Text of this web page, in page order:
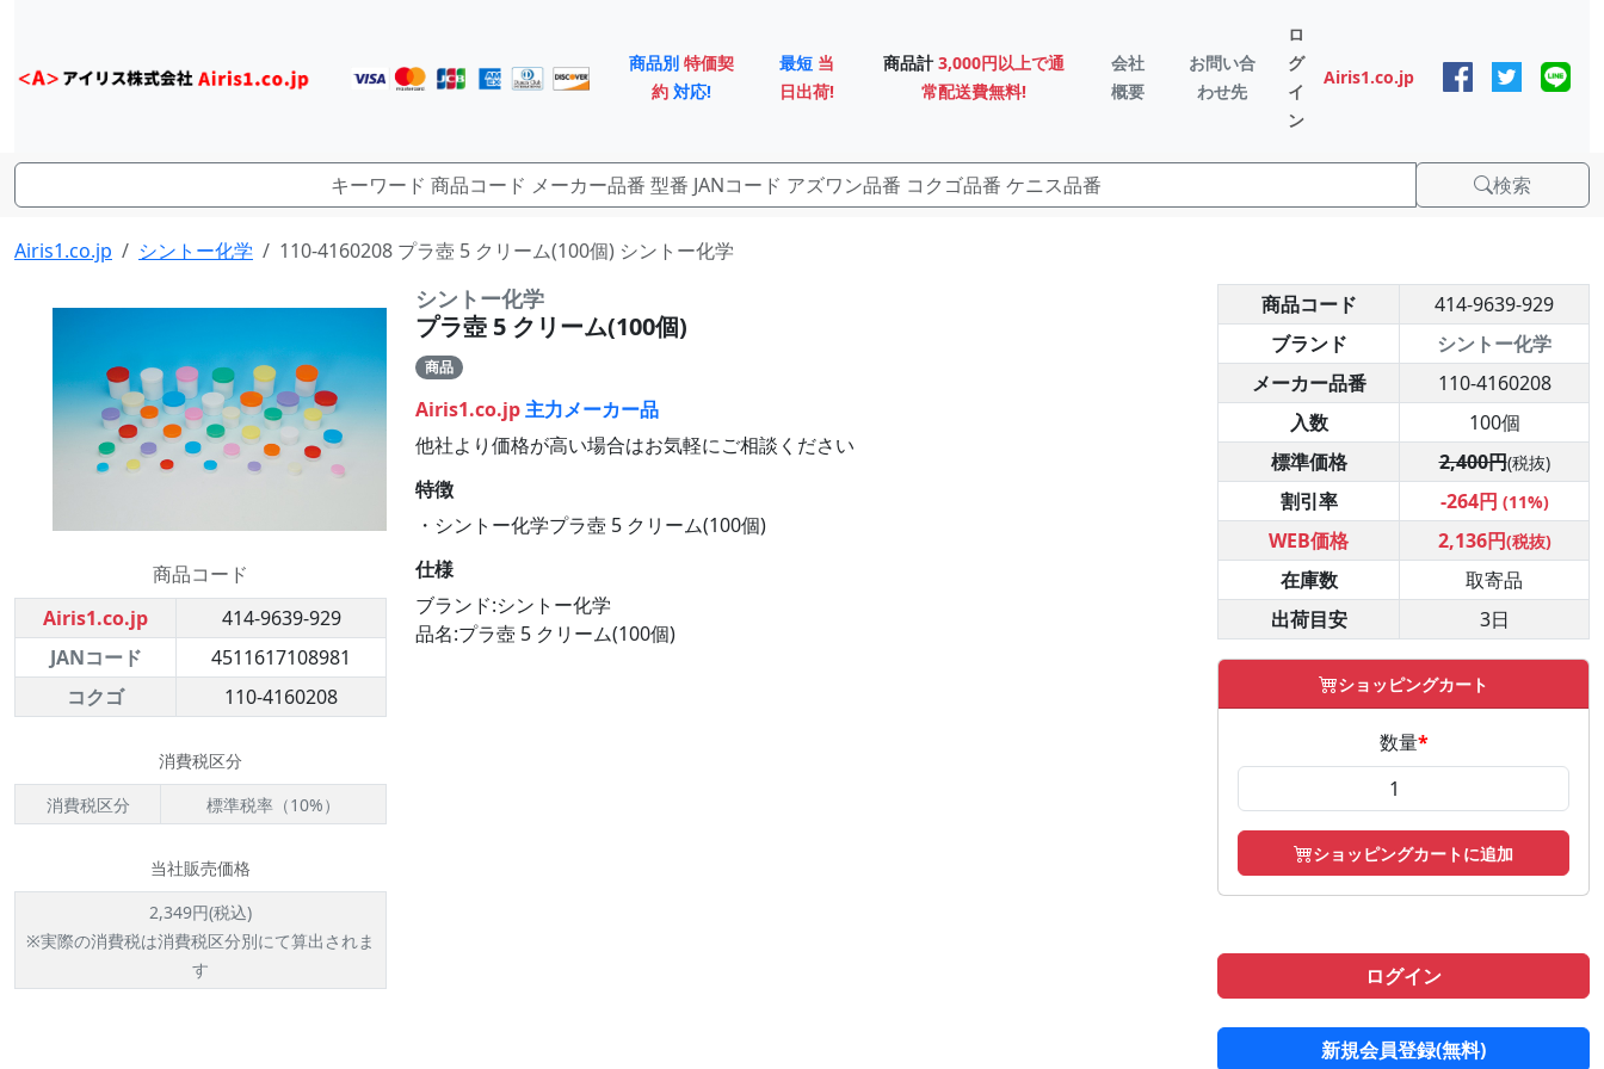
商品別 特価契
約 対応!
最短 当
日出荷!
商品計 3,000円以上で通
常配送費無料!
会社
概要
お問い合
わせ先
ロ
グ
イ
ン
Airis1.co.jp
検索
Airis1.co.jp シントー化学 110-4160208 プラ壺 5 クリーム(100個) シントー化学
商品コード
Airis1.co.jp
414-9639-929
JANコード
4511617108981
コクゴ
110-4160208
消費税区分
消費税区分
標準税率（10%）
当社販売価格
2,349円(税込)
※実際の消費税は消費税区分別にて算出されま
す
シントー化学
プラ壺 5 クリーム(100個)
商品
Airis1.co.jp主力メーカー品
他社より価格が高い場合はお気軽にご相談ください
特徴
・シントー化学プラ壺 5 クリーム(100個)
仕様
ブランド:シントー化学
品名:プラ壺 5 クリーム(100個)
商品コード
414-9639-929
ブランド
シントー化学
メーカー品番
110-4160208
入数
100個
標準価格
2,400円(税抜)
割引率 -264円 (11%)
WEB価格 2,136円(税抜)
在庫数
取寄品
出荷目安
3日
ショッピングカート
数量*
ショッピングカートに追加
ログイン
新規会員登録(無料)